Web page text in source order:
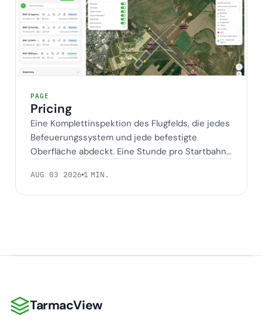
PAGE
Pricing
Eine Komplettinspektion des Flugfelds, die jedes
Befeuerungssystem und jede befestigte
Oberfläche abdeckt. Eine Stunde pro Startbahn
AUG 03 2026 1 MIN.
TarmacView
TarmacView